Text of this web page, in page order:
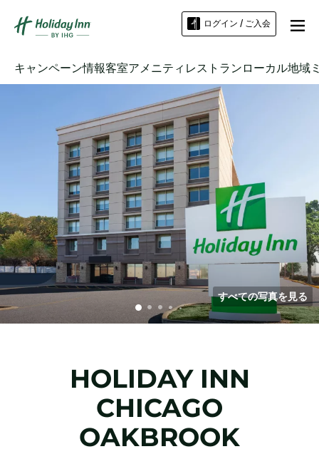
ログイン / ご入会
キャンペーン情報客室アメニティ レストラン ローカル地域
すべての写真を見る
HOLIDAY INN
CHICAGO
OAKBROOK